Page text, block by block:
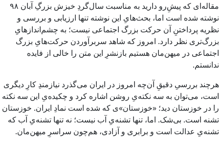
مقاله‌ای که پیشِ‌رو دارید به مناسبت سال‌گردِ خیزش بزرگِ آبان ۹۸
نوشته شده است اما، بحث‌هایِ این نوشته تنها ارزیابی و بررسی و
نظریه پرداختنِ آن حرکت بزرگ اجتماعی نیست؛ به چشم‌اندازهایِ
بزرگ‌تری نظر دارد. امروز که شاهد سربرآوردن حرکت‌هایِ بزرگ
اجتماعی در میهن‌مان هستیم بازنشرِ این متن را خالی از فایده
ندانستم.
هرچند بررسیِ دقیقِ آن‌چه امروز در ایران می‌گذرد نیازمندِ کارِ دیگری
است، می‌توان به سه نکته‌یِ روشن اشاره کرد و چکیده‌یِ این سه نکته
را در خوزستان دید؛ «خوزستان»ی که شده است نمادِ ایران. خوزستان
تشنه است. بی‌شک. اما، تنها تشنه‌یِ آب نیست؛ نه تنها تشنه‌یِ آب که
تشنه‌یِ عدالت است و برابری و آزادی، هم‌چون سراسرِ میهن‌مان.